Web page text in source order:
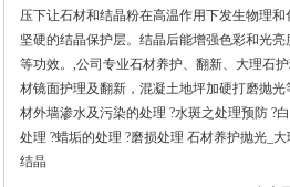
压下让石材和结晶粉在高温作用下发生物理和
坚硬的结晶保护层。结晶后能增强色彩和光
等功效。,公司专业石材养护、翻新、大理石
材镜面护理及翻新，混凝土地坪加硬打磨抛
材外墙渗水及污染的处理 ?水斑之处理预防 ?
处理 ?蜡垢的处理 ?磨损处理 石材养护抛光_
结晶